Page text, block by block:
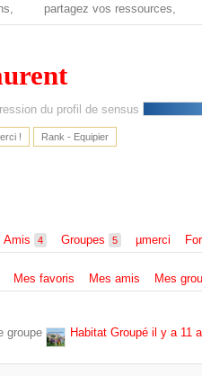
partagez vos ressources,
du profil de sensus
! Rank - Equipier
Amis 4 Groupes 5 µmerci
Mes favoris Mes amis Mes
groupe Habitat Groupé il y a 11